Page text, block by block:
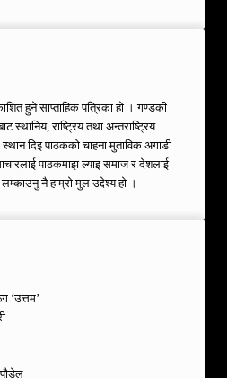
हुने साप्ताहिक पत्रिका हो । गण्डकी
स्थानिय, राष्ट्रिय तथा अन्तराष्ट्रिय
दिइ पाठकको चाहना मुताविक अगाडी
पाठकमाझ ल्याइ समाज र देशलाई
नै हाम्रो मुल उद्देश्य हो ।
‘उत्तम’